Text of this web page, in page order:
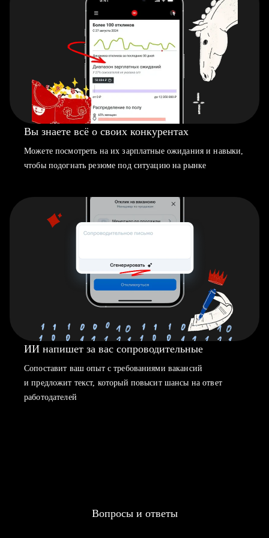
Вы знаете всё о своих конкурентах
Можете посмотреть на их зарплатные ожидания и навыки,
чтобы подогнать резюме под ситуацию на рынке
ИИ напишет за вас сопроводительные
Сопоставит ваш опыт с требованиями вакансий
и предложит текст, который повысит шансы на ответ
работодателей
Вопросы и ответы